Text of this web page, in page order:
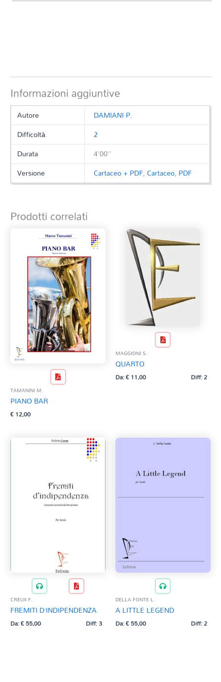
Informazioni aggiuntive
Autore
DAMIANI P.
Difficoltà
2
Durata
4'00''
Versione
Cartaceo + PDF,Cartaceo, PDF
Prodotti correlati
TAMANINI M.
PIANO BAR
€12,00
MAGGIONI S.
QUARTO
Da:€11,00 Diff: 2
CREUX F.
FREMITI D’INDIPENDENZA
Da:€55,00 Diff: 3
DELLA FONTE L.
A LITTLE LEGEND
Da:€55,00 Diff: 2